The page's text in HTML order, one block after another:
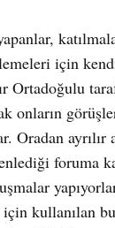
için
Ortadoğulu
onların
Oradan ayrılır
foruma
için kullanılan